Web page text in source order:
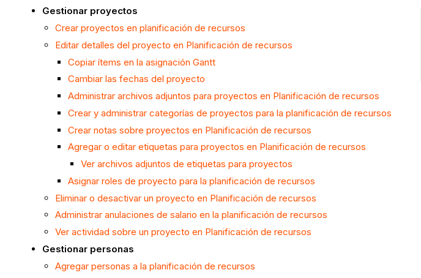
Gestionar proyectos
Crear proyectos en planificación de recursos
Editar detalles del proyecto en Planificación de recursos
Copiar ítems en la asignación Gantt
Cambiar las fechas del proyecto
Administrar archivos adjuntos para proyectos en Planificación de recursos
Crear y administrar categorías de proyectos para la planificación de recursos
Crear notas sobre proyectos en Planificación de recursos
Agregar o editar etiquetas para proyectos en Planificación de recursos
Ver archivos adjuntos de etiquetas para proyectos
Asignar roles de proyecto para la planificación de recursos
Eliminar o desactivar un proyecto en Planificación de recursos
Administrar anulaciones de salario en la planificación de recursos
Ver actividad sobre un proyecto en Planificación de recursos
Gestionar personas
Agregar personas a la planificación de recursos